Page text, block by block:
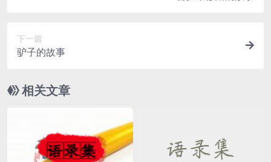
下一篇
驴子的故事
相关文章